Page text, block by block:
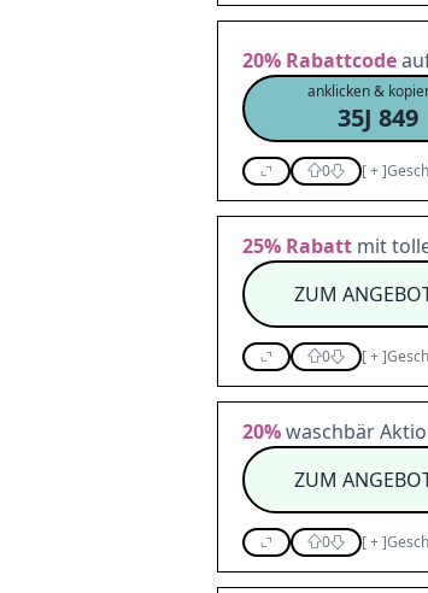
20% Rabattcode
anklicken &
35J 849
0 [+]
25% Rabatt mit
ZUM
0 [+]
20%waschbär
ZUM
0 [+]